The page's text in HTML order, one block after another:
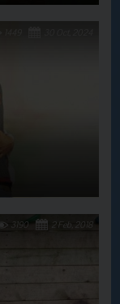
2 Feb, 2018
3190